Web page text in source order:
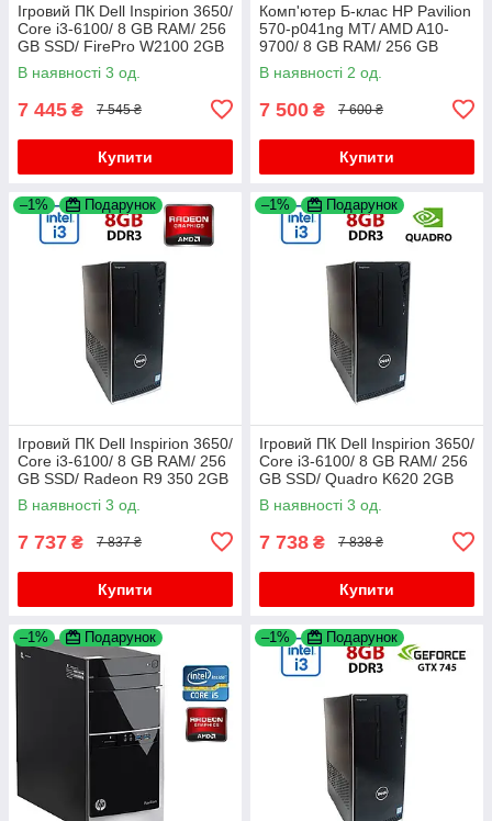
Ігровий ПК Dell Inspirion 3650/
Core i3-6100/ 8 GB RAM/ 256
GB SSD/ FirePro W2100 2GB
В наявності 3 од.
7 445 ₴ 7 545 ₴
Купити
Комп'ютер Б-клас HP Pavilion
570-p041ng MT/ AMD A10-
9700/ 8 GB RAM/ 256 GB
SSD/ Radeon R5 M435 2GB
В наявності 2 од.
7 500 ₴ 7 600 ₴
Купити
–1% Подарунок
Ігровий ПК Dell Inspirion 3650/
Core i3-6100/ 8 GB RAM/ 256
GB SSD/ Radeon R9 350 2GB
В наявності 3 од.
7 737 ₴ 7 837 ₴
Купити
–1% Подарунок
Ігровий ПК Dell Inspirion 3650/
Core i3-6100/ 8 GB RAM/ 256
GB SSD/ Quadro K620 2GB
В наявності 3 од.
7 738 ₴ 7 838 ₴
Купити
–1% Подарунок –1% Подарунок